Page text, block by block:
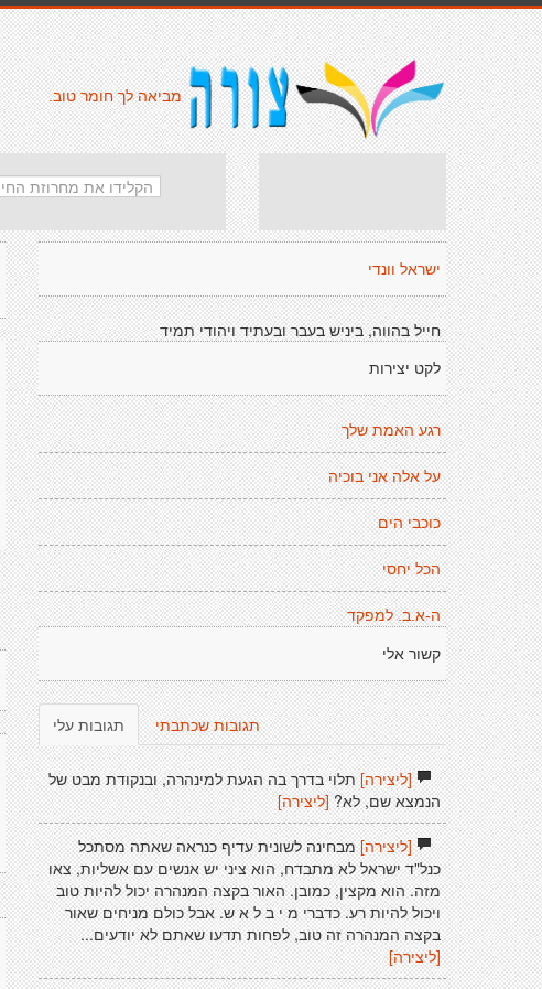
מביאה לך חומר טוב.
ישראל וונדי
חייל בהווה, ביניש בעבר ובעתיד ויהודי תמיד
לקט יצירות
רגע האמת שלך
על אלה אני בוכיה
כוכבי הים
הכל יחסי
ה-א.ב. למפקד
קשור אלי
תגובות עלי תגובות שכתבתי
[ליצירה]תלוי בדרך בה הגעת למינהרה, ובנקודת מבט של
הנמצא שם, לא? [ליצירה]
[ליצירה]מבחינה לשונית עדיף כנראה שאתה מסתכל
כנל"ד ישראל לא מתבדח, הוא ציני יש אנשים עם אשליות, צאו
מזה. הוא מקצין, כמובן. האור בקצה המנהרה יכול להיות טוב
ויכול להיות רע. כדברי מ י ב ל א ש. אבל כולם מניחים שאור
בקצה המנהרה זה טוב, לפחות תדעו שאתם לא יודעים...
[ליצירה]